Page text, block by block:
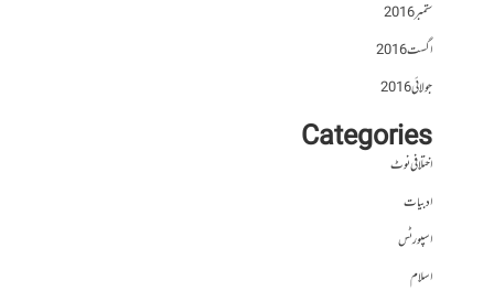
ستمبر 2016
اگست 2016
جولائی 2016
Categories
اختلافی نوٹ
ادبیات
اسپورٹس
اسلام